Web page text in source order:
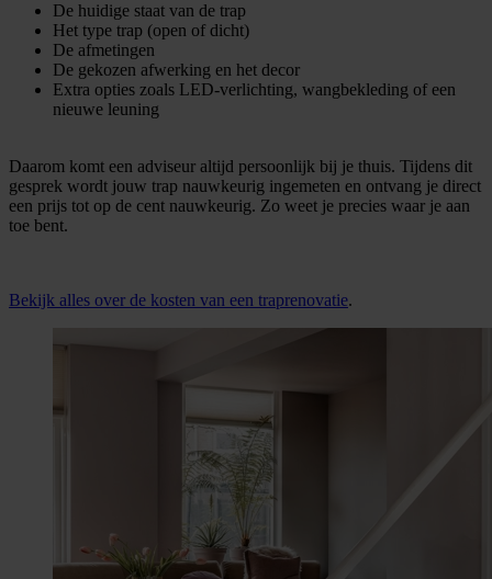
De huidige staat van de trap
Het type trap (open of dicht)
De afmetingen
De gekozen afwerking en het decor
Extra opties zoals LED-verlichting, wangbekleding of een
nieuwe leuning
Daarom komt een adviseur altijd persoonlijk bij je thuis. Tijdens dit
gesprek wordt jouw trap nauwkeurig ingemeten en ontvang je direct
een prijs tot op de cent nauwkeurig. Zo weet je precies waar je aan
toe bent.
Bekijk alles over de kosten van een traprenovatie.